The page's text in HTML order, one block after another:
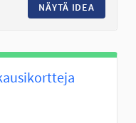
NÄYTÄ IDEA